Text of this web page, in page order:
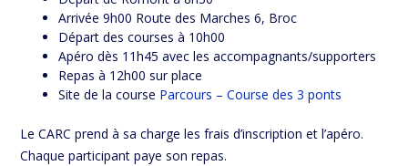
Arrivée 9h00 Route des Marches 6, Broc
Départ des courses à 10h00
Apéro dès 11h45 avec les accompagnants/supporters
Repas à 12h00 sur place
Site de la course Parcours – Course des 3 ponts
Le CARC prend à sa charge les frais d’inscription et l’apéro.
Chaque participant paye son repas.